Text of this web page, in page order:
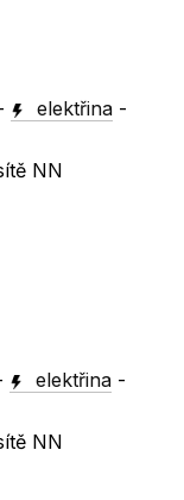
elektřina -
NN
elektřina -
NN